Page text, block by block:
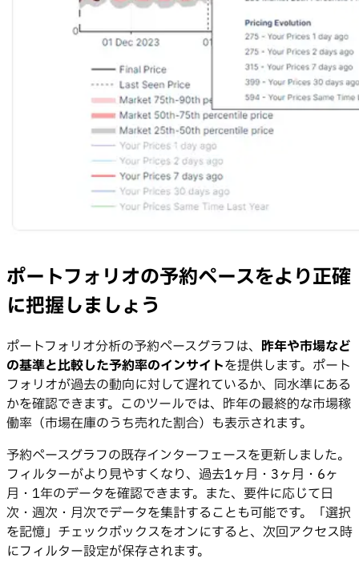
ポートフォリオの予約ペースをより正確
に把握しましょう
ポートフォリオ分析の予約ペースグラフは、 昨年や市場など
の基準と比較した予約率のインサイトを提供します。ポート
フォリオが過去の動向に対して遅れているか、同水準にある
かを確認できます。このツールでは、昨年の最終的な市場稼
働率（市場在庫のうち売れた割合）も表示されます。
予約ペースグラフの既存インターフェースを更新しました。
フィルターがより見やすくなり、過去1ヶ月・3ヶ月・6ヶ
月・1年のデータを確認できます。また、要件に応じて日
次・週次・月次でデータを集計することも可能です。「選択
を記憶」チェックボックスをオンにすると、次回アクセス時
にフィルター設定が保存されます。